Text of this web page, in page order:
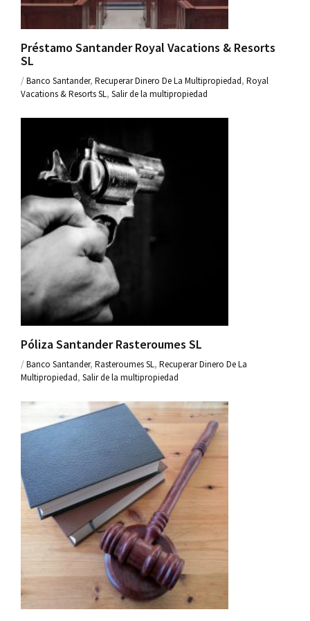
Préstamo Santander Royal Vacations & Resorts
SL
/Banco Santander, Recuperar Dinero De La Multipropiedad, Royal
Vacations & Resorts SL, Salir de la multipropiedad
Póliza Santander Rasteroumes SL
/Banco Santander, Rasteroumes SL, Recuperar Dinero De La
Multipropiedad, Salir de la multipropiedad